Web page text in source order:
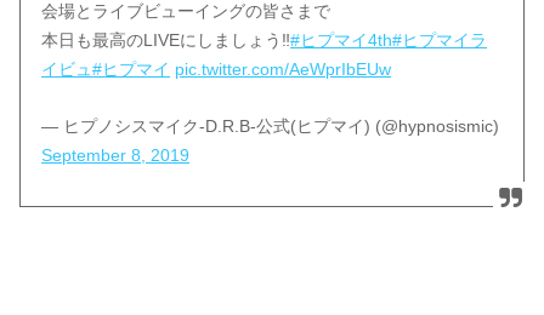
会場とライブビューイングの皆さまで
本日も最高のLIVEにしましょう‼️#ヒプマイ4th#ヒプマイラ
イビュ#ヒプマイ pic.twitter.com/AeWprIbEUw
— ヒプノシスマイク-D.R.B-公式(ヒプマイ) (@hypnosismic)
September 8, 2019